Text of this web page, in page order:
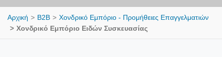
Αρχική B2B
Χονδρικό Εμπόριο - Προμήθειες Επαγγελματιών
Χονδρικό Εμπόριο Ειδών Συσκευασίας